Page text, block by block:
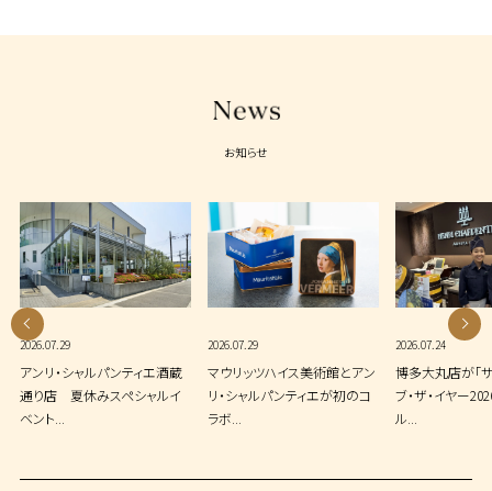
お知らせ
2026.07.29
アンリ・シャルパンティエ酒蔵
通り店 夏休みスペシャルイ
ベント...
2026.07.29
マウリッツハイス美術館とアン
リ・シャルパンティエが初のコ
ラボ...
2026.07.24
博多大丸店が「
ブ・ザ・イヤー
ル...